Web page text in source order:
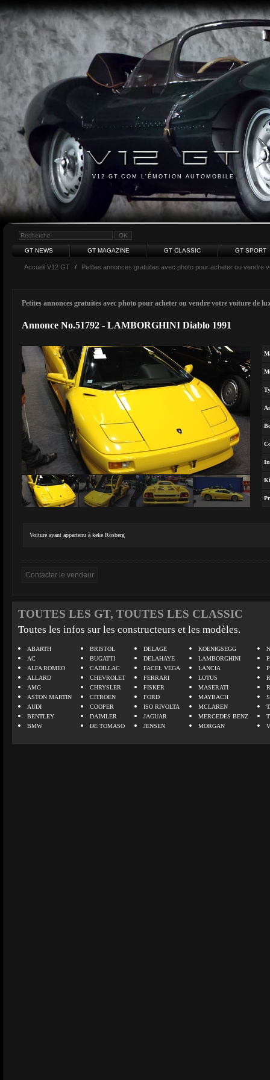
V12 GT.COM L'ÉMOTION AUTOMOBILE
GT NEWS GT MAGAZINE GT CLASSIC GT SPORT
Accueil V12 GT / Petites annonces gratuites avec photo pour acheter ou vendre
Petites annonces gratuites avec photo pour acheter ou vendre votre voiture de
Annonce No.51792 - LAMBORGHINI Diablo 1991
Voiture ayant appartenu à keke Rosberg
TOUTES LES GT, TOUTES LES CLASSIC
Toutes les infos sur les constructeurs et les modèles.
ABARTH
AC
ALFA ROMEO
ALLARD
AMG
ASTON MARTIN
AUDI
BENTLEY
BMW
BRISTOL
BUGATTI
CADILLAC
CHEVROLET
CHRYSLER
CITROEN
COOPER
DAIMLER
DE TOMASO
DELAGE
DELAHAYE
FACEL VEGA
FERRARI
FISKER
FORD
ISO RIVOLTA
JAGUAR
JENSEN
KOENIGSEGG
LAMBORGHINI
LANCIA
LOTUS
MASERATI
MAYBACH
MCLAREN
MERCEDES BENZ
MORGAN